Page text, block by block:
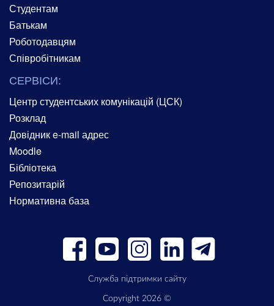
Студентам
Батькам
Роботодавцям
Співробітникам
СЕРВІСИ:
Центр студентських комунікацій (ЦСК)
Розклад
Довідник e-mail адрес
Moodle
Бібліотека
Репозитарій
Нормативна база
Служба підтримки сайту
Copyright 2026 ©